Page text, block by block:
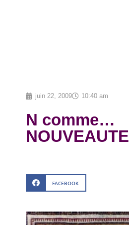
juin 22, 2009 10:40 am
N comme…
NOUVEAUTE
FACEBOOK